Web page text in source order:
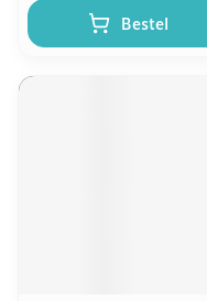
Bestel